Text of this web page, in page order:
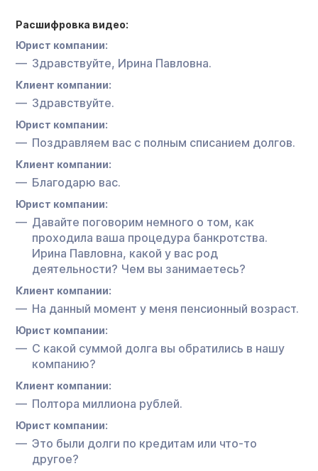
Расшифровка видео:
Юрист компании:
Здравствуйте, Ирина Павловна.
Клиент компании:
Здравствуйте.
Юрист компании:
Поздравляем вас с полным списанием долгов.
Клиент компании:
Благодарю вас.
Юрист компании:
Давайте поговорим немного о том, как
проходила ваша процедура банкротства.
Ирина Павловна, какой у вас род
деятельности? Чем вы занимаетесь?
Клиент компании:
На данный момент у меня пенсионный возраст.
Юрист компании:
С какой суммой долга вы обратились в нашу
компанию?
Клиент компании:
Полтора миллиона рублей.
Юрист компании:
Это были долги по кредитам или что-то
другое?